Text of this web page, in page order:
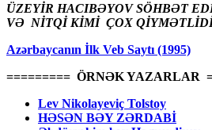
ÜZEYİR HACIBƏYOV SÖHBƏT
VƏ NİTQİ KİMİ ÇOX
Azərbaycanın İlk Veb Saytı (1995)
========= ÖRNƏK YAZARLAR
Lev Nikolayeviç Tolstoy
HƏSƏN BƏY ZƏRDABİ